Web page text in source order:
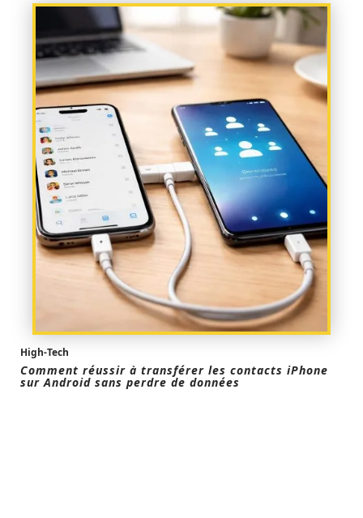
High-Tech
Comment réussir à transférer les contacts iPhone
sur Android sans perdre de données